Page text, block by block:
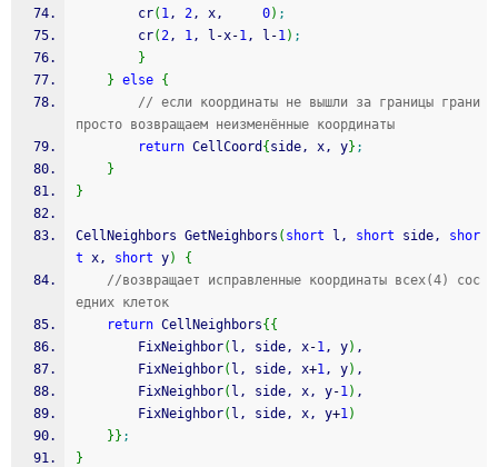
        cr
( 1, 2, x, 0) ;
        cr
(2, 1, l -x-1, l -1) ;
}
} else {
// если координаты не вышли за границы грани
просто возвращаем неизменённые координаты
return CellCoord { side, x, y} ;
}
}
CellNeighbors GetNeighbors ( short l, short side, shor
t x, short y)
{
//возвращает исправленные координаты всех(4) сос
едних клеток
return CellNeighbors{ {
        FixNeighbor
( l, side, x-1, y) ,
        FixNeighbor
( l, side, x+1, y) ,
        FixNeighbor
( l, side, x, y-1) ,
        FixNeighbor
( l, side, x, y+1)
} } ;
}